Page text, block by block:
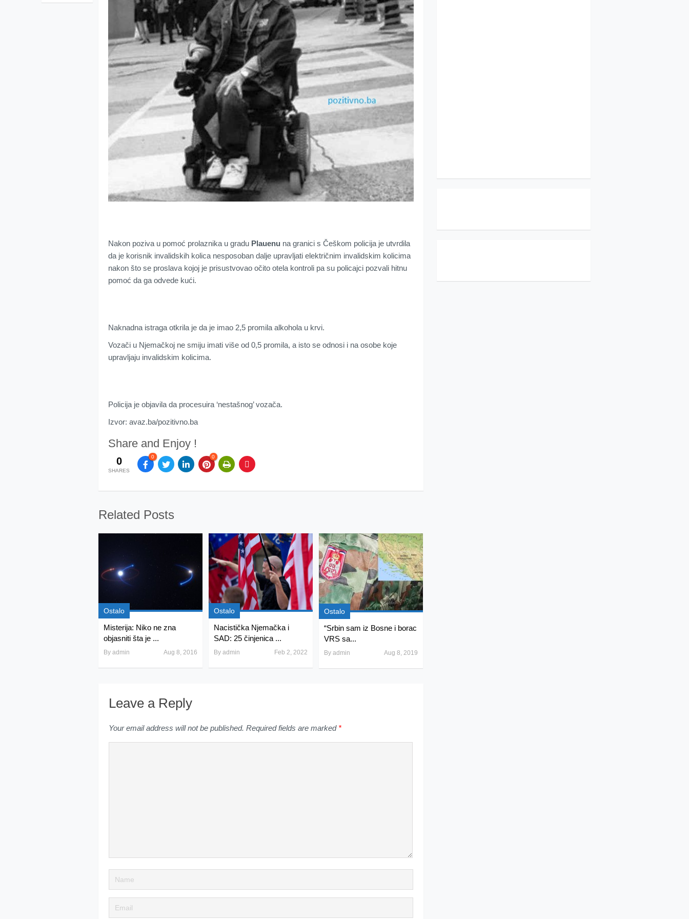
Nakon poziva u pomoć prolaznika u gradu Plauenu na granici s Češkom policija je utvrdila
da je korisnik invalidskih kolica nesposoban dalje upravljati električnim invalidskim kolicima
nakon što se proslava kojoj je prisustvovao očito otela kontroli pa su policajci pozvali hitnu
pomoć da ga odvede kući.
Naknadna istraga otkrila je da je imao 2,5 promila alkohola u krvi.
Vozači u Njemačkoj ne smiju imati više od 0,5 promila, a isto se odnosi i na osobe koje
upravljaju invalidskim kolicima.
Policija je objavila da procesuira ‘nestašnog’ vozača.
Izvor: avaz.ba/pozitivno.ba
Share and Enjoy !
0
SHARES
0 0
Related Posts
Ostalo
Misterija: Niko ne zna
objasniti šta je ...
By admin Aug 8, 2016
Ostalo
Nacistička Njemačka i
SAD: 25 činjenica ...
By admin Feb 2, 2022
Ostalo
“Srbin sam iz Bosne i borac
VRS sa...
By admin Aug 8, 2019
Leave a Reply
Your email address will not be published. Required fields are marked *